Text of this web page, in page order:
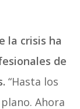
la crisis ha
de
“Hasta los
Ahora